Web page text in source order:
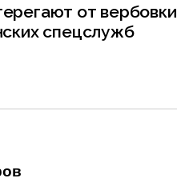
от вербовки
спецслужб